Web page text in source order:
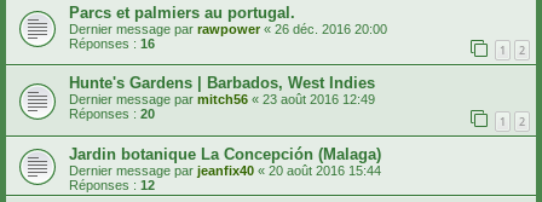
Parcs et palmiers au portugal.
Dernier message par rawpower« 26 déc. 2016 20:00
Réponses : 16 1 2
Hunte's Gardens | Barbados, West Indies
Dernier message par mitch56 « 23 août 2016 12:49
Réponses : 20 1 2
Jardin botanique La Concepción (Malaga)
Dernier message par jeanfix40 « 20 août 2016 15:44
Réponses : 12